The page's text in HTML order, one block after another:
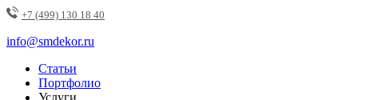
+7 (499) 130 18 40
info@smdekor.ru
Статьи
Портфолио
Услуги